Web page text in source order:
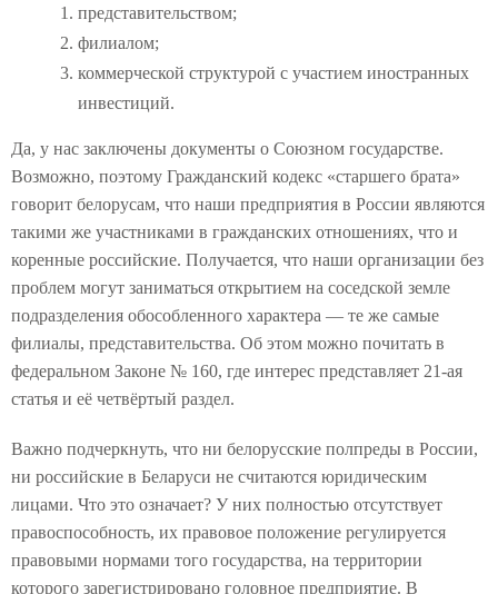
представительством;
филиалом;
коммерческой структурой с участием иностранных
инвестиций.
Да, у нас заключены документы о Союзном государстве.
Возможно, поэтому Гражданский кодекс «старшего брата»
говорит белорусам, что наши предприятия в России являются
такими же участниками в гражданских отношениях, что и
коренные российские. Получается, что наши организации без
проблем могут заниматься открытием на соседской земле
подразделения обособленного характера — те же самые
филиалы, представительства. Об этом можно почитать в
федеральном Законе № 160, где интерес представляет 21-ая
статья и её четвёртый раздел.
Важно подчеркнуть, что ни белорусские полпреды в России,
ни российские в Беларуси не считаются юридическим
лицами. Что это означает? У них полностью отсутствует
правоспособность, их правовое положение регулируется
правовыми нормами того государства, на территории
которого зарегистрировано головное предприятие. В